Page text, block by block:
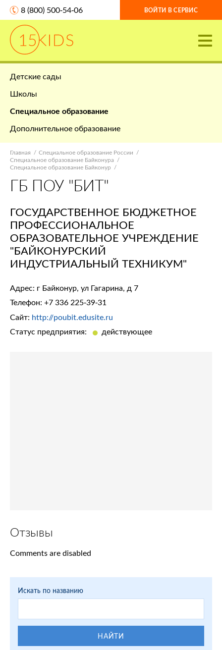
8 (800) 500-54-06 ВОЙТИ В СЕРВИС
Детские сады
Школы
Специальное образование
Дополнительное образование
Главная
Специальное образование России
Специальное образование Байконура
Специальное образование Байконур
ГБ ПОУ "БИТ"
ГОСУДАРСТВЕННОЕ БЮДЖЕТНОЕ
ПРОФЕССИОНАЛЬНОЕ
ОБРАЗОВАТЕЛЬНОЕ УЧРЕЖДЕНИЕ
"БАЙКОНУРСКИЙ
ИНДУСТРИАЛЬНЫЙ ТЕХНИКУМ"
Адрес: г Байконур, ул Гагарина, д 7
Телефон: +7 336 225-39-31
Сайт: http://poubit.edusite.ru
Статус предприятия:
действующее
Отзывы
Comments are disabled
Искать по названию
НАЙТИ